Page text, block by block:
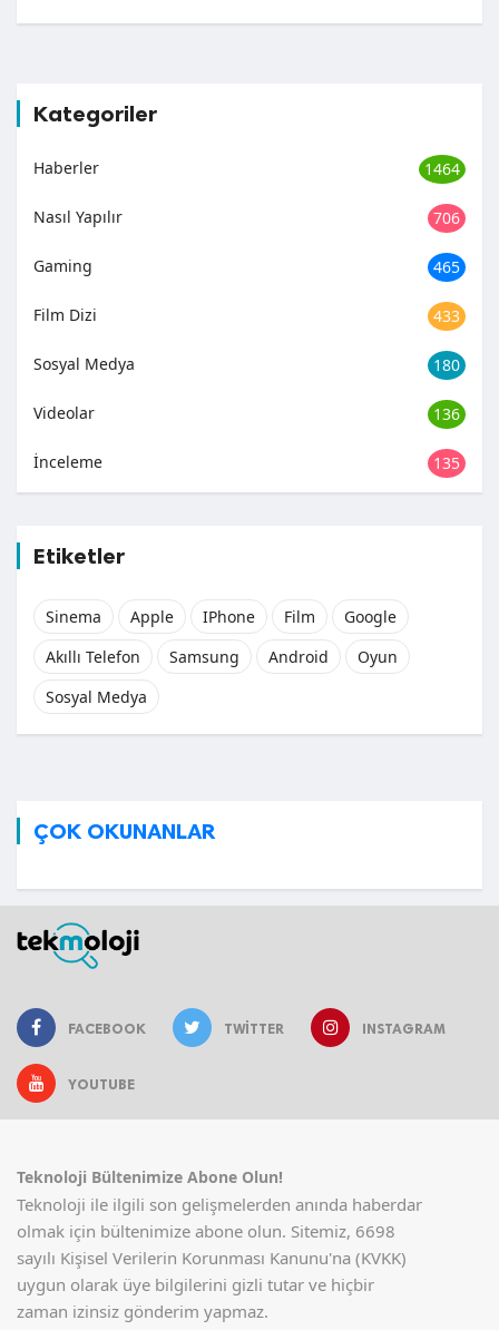
Kategoriler
Haberler 1464
Nasıl Yapılır 706
Gaming 465
Film Dizi 433
Sosyal Medya 180
Videolar 136
İnceleme 135
Etiketler
Sinema Apple IPhone Film
Google
Akıllı Telefon
Samsung Android
Oyun
Sosyal Medya
ÇOK OKUNANLAR
FACEBOOK TWITTER INSTAGRAM
YOUTUBE
Teknoloji Bültenimize Abone Olun!
Teknoloji ile ilgili son gelişmelerden anında haberdar
olmak için bültenimize abone olun. Sitemiz, 6698
sayılı Kişisel Verilerin Korunması Kanunu'na (KVKK)
uygun olarak üye bilgilerini gizli tutar ve hiçbir
zaman izinsiz gönderim yapmaz.